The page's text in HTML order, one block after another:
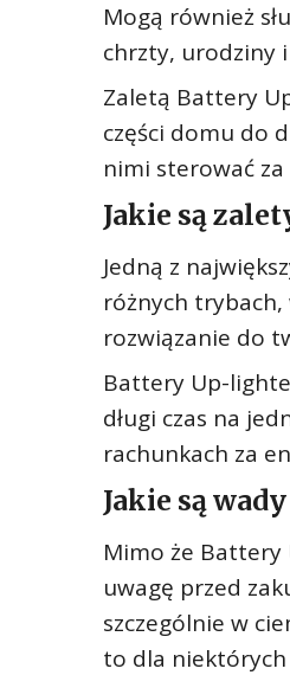
Mogą również
chrzty, urodziny
Zaletą Battery
części domu do
nimi sterować
Jakie są
Jedną z
różnych
rozwiązanie do
Battery Up-
długi czas na
rachunkach za
Jakie są
Mimo że
uwagę przed
szczególnie w
to dla niektórych